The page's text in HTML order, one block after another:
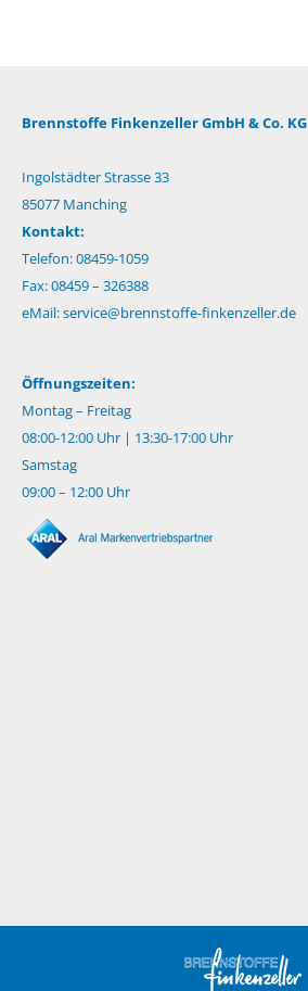
Brennstoffe Finkenzeller GmbH & Co. KG
Ingolstädter Strasse 33
85077 Manching
Kontakt:
Telefon: 08459-1059
Fax: 08459 – 326388
eMail:service@brennstoffe-finkenzeller.de
Öffnungszeiten:
Montag – Freitag
08:00-12:00 Uhr | 13:30-17:00 Uhr
Samstag
09:00 – 12:00 Uhr